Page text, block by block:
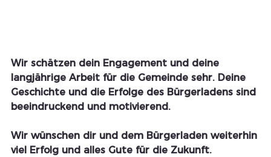
Wir schätzen dein Engagement und deine
langjährige Arbeit für die Gemeinde sehr. Deine
Geschichte und die Erfolge des Bürgerladens sind
beeindruckend und motivierend.
Wir wünschen dir und dem Bürgerladen weiterhin
viel Erfolg und alles Gute für die Zukunft.